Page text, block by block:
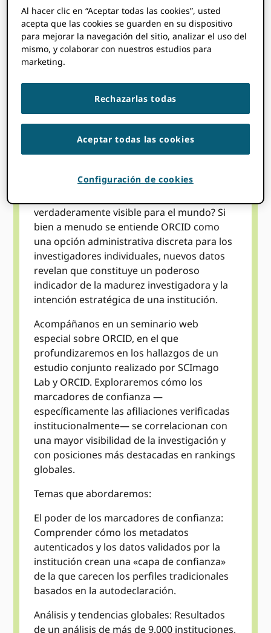
hora de inicio dondeson: No se pudo detectar su
zona horaria. Probarrecargala página.
VER
Temas
verdaderamente visible para el mundo? Si
bien a menudo se entiende ORCID como
una opción administrativa discreta para los
investigadores individuales, nuevos datos
revelan que constituye un poderoso
indicador de la madurez investigadora y la
intención estratégica de una institución.
Acompáñanos en un seminario web
especial sobre ORCID, en el que
profundizaremos en los hallazgos de un
estudio conjunto realizado por SCImago
Lab y ORCID. Exploraremos cómo los
marcadores de confianza —
específicamente las afiliaciones verificadas
institucionalmente— se correlacionan con
una mayor visibilidad de la investigación y
con posiciones más destacadas en rankings
globales.
Temas que abordaremos:
El poder de los marcadores de confianza:
Comprender cómo los metadatos
autenticados y los datos validados por la
institución crean una «capa de confianza»
de la que carecen los perfiles tradicionales
basados ​​en la autodeclaración.
Análisis y tendencias globales: Resultados
de un análisis de más de 9.000 instituciones,
Al hacer clic en “Aceptar todas las cookies”, usted
acepta que las cookies se guarden en su dispositivo
para mejorar la navegación del sitio, analizar el uso del
mismo, y colaborar con nuestros estudios para
marketing.
Rechazarlas todas
Aceptar todas las cookies
Configuración de cookies